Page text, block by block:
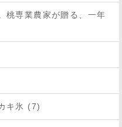
桃専業農家が贈る、一年
キ氷 (7)